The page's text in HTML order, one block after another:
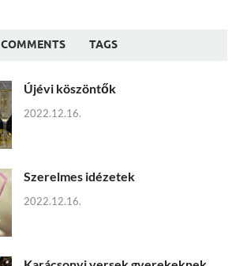
COMMENTS TAGS
Újévi köszöntők
2022.12.16.
Szerelmes idézetek
2022.12.16.